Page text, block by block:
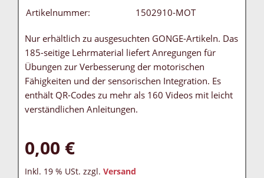
Artikelnummer:
1502910-MOT
Nur erhältlich zu ausgesuchten GONGE-Artikeln. Das
185-seitige Lehrmaterial liefert Anregungen für
Übungen zur Verbesserung der motorischen
Fähigkeiten und der sensorischen Integration. Es
enthält QR-Codes zu mehr als 160 Videos mit leicht
verständlichen Anleitungen.
0,00 €
Inkl. 19 % USt. zzgl. Versand